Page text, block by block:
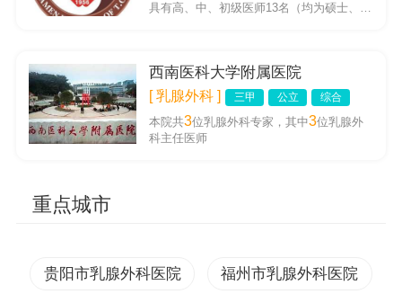
具有高、中、初级医师13名（均为硕士、博
西南医科大学附属医院
[ 乳腺外科 ] 三甲 公立 综合
本院共3位乳腺外科专家，其中3位乳腺外
科主任医师
重点城市
贵阳市乳腺外科医院 福州市乳腺外科医院